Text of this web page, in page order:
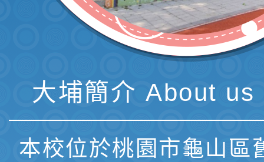
大埔簡介 About us
本校位於桃園市龜山區